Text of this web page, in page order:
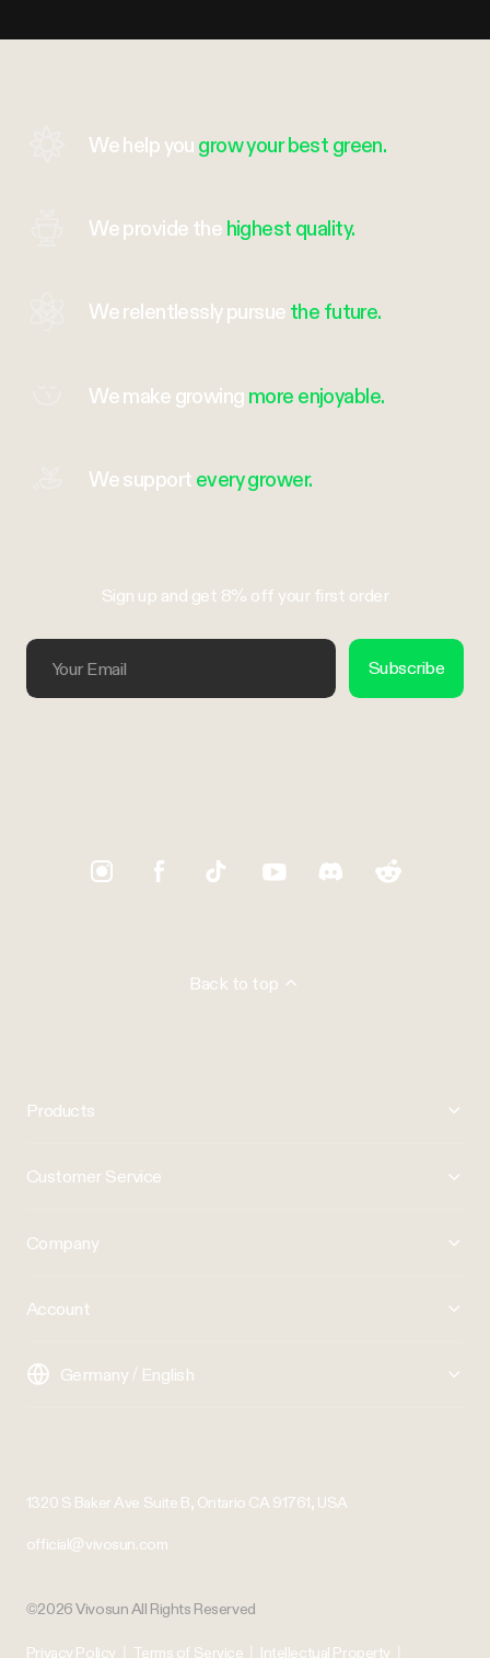
We help you grow your best green.
We provide the highest quality.
We relentlessly pursue the future.
We make growing more enjoyable.
We support every grower.
Sign up and get 8% off your first order
Your Email
Subscribe
Back to top
Products
Customer Service
Company
Account
Germany / English
1320 S Baker Ave Suite B, Ontario CA 91761, USA
official@vivosun.com
©2026 Vivosun All Rights Reserved
Privacy Policy Terms of Service Intellectual Property